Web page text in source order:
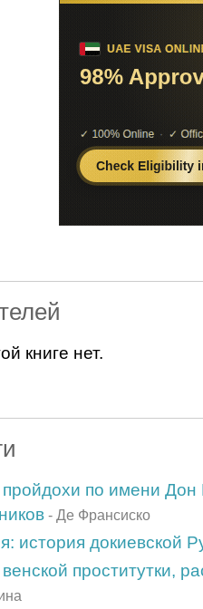
книге нет.
по имени
- Де Франсиско
история докиевской
проститутки,